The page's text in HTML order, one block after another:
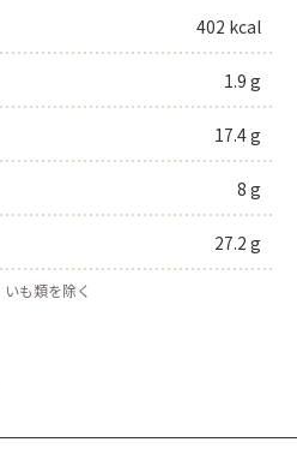
402 kcal
1.9 g
17.4 g
8 g
27.2 g
も類を除く